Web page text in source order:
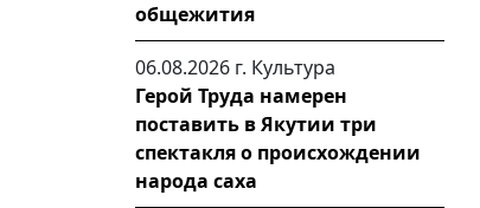
общежития
06.08.2026 г. Культура
Герой Труда намерен
поставить в Якутии три
спектакля о происхождении
народа саха